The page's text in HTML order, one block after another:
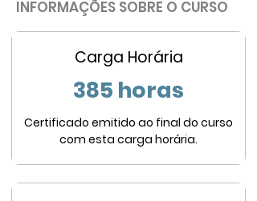
INFORMAÇÕES SOBRE O CURSO
Carga Horária
385 horas
Certificado emitido ao final do curso
com esta carga horária.